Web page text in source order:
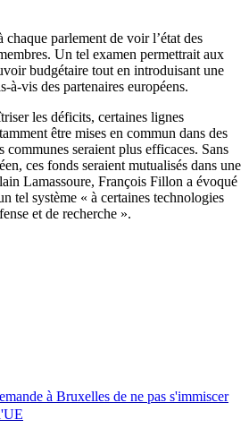
chaque parlement de voir l’état des
Un tel examen permettrait aux
budgétaire tout en introduisant une
à-vis des partenaires européens.
les déficits, certaines lignes
être mises en commun dans des
communes seraient plus efficaces. Sans
ces fonds seraient mutualisés dans une
Lamassoure, François Fillon a évoqué
tel système « à certaines technologies
et de recherche ».
à Bruxelles de ne pas s'immiscer